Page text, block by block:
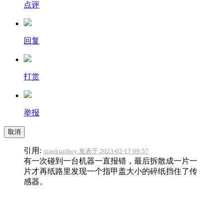
点评
回复
打赏
举报
取消
引用: xiaohuziboy 发表于 2023-02-17 09:57
有一次碰到一台机器一直报错，最后拆散成一片一
片才再纸路里发现一个指甲盖大小的碎纸挡住了传
感器。